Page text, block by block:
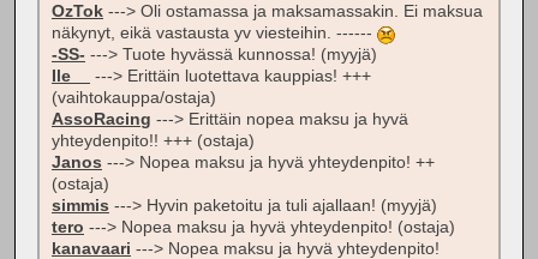
OzTok ---> Oli ostamassa ja maksamassakin. Ei maksua
näkynyt, eikä vastausta yv viesteihin. ------
-SS- ---> Tuote hyvässä kunnossa! (myyjä)
Ile__
---> Erittäin luotettava kauppias! +++
(vaihtokauppa/ostaja)
AssoRacing ---> Erittäin nopea maksu ja hyvä
yhteydenpito!! +++ (ostaja)
Janos ---> Nopea maksu ja hyvä yhteydenpito! ++
(ostaja)
simmis ---> Hyvin paketoitu ja tuli ajallaan! (myyjä)
tero ---> Nopea maksu ja hyvä yhteydenpito! (ostaja)
kanavaari ---> Nopea maksu ja hyvä yhteydenpito!